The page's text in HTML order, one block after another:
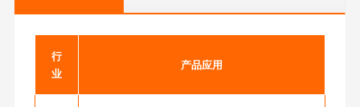
行
业
产品应用